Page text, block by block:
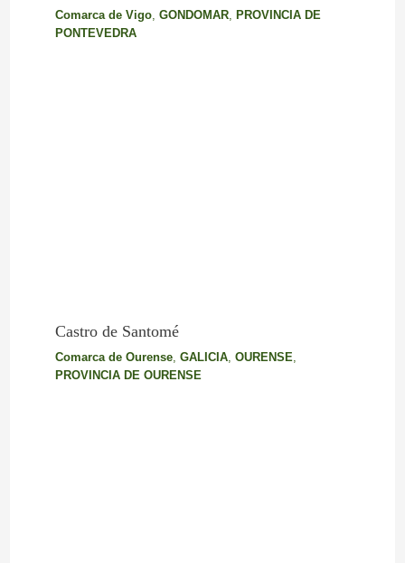
Comarca de Vigo, GONDOMAR, PROVINCIA DE
PONTEVEDRA
Castro de Santomé
Comarca de Ourense, GALICIA, OURENSE
PROVINCIA DE OURENSE